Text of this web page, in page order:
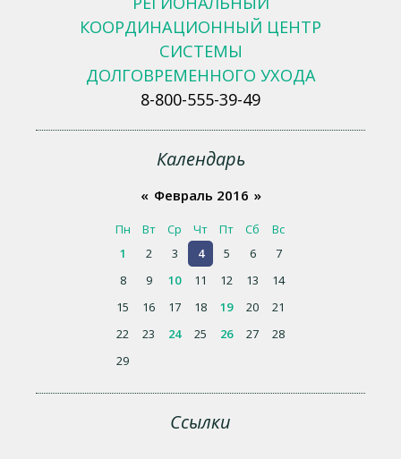
КООРДИНАЦИОННЫЙ ЦЕНТР
СИСТЕМЫ
ДОЛГОВРЕМЕННОГО УХОДА
8-800-555-39-49
Календарь
« Февраль 2016 »
Пн Вт Ср Чт Пт Сб
Вс
1
2 3 4 5 6
7
8
9 10 11 12 13
14
15
16 17 18 19 20
21
22
23 24 25 26 27
28
29
Ссылки